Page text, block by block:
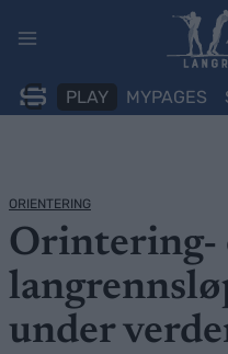
PLAY MYPAGES
ORIENTERING
Orintering-
under